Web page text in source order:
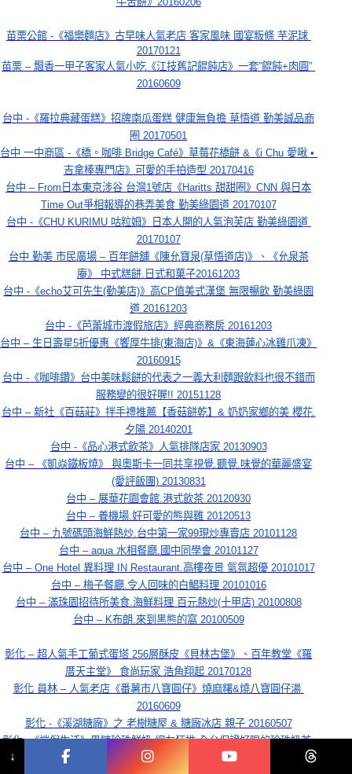
苗栗公館 -《福樂麵店》古早味人氣老店 客家風味 國宴粄條 芋泥球
20170121
苗栗 – 飄香一甲子客家人氣小吃《江技舊記餛飩店》一套”餛飩+肉圓”
20160609
台中 -《羅拉典藏蛋糕》招牌南瓜蛋糕 健康無負擔 草悟道 勤美誠品商
圈 20170501
台中 一中商區 -《橋。咖啡 Bridge Café》草莓花橋餅 &《i Chu 愛啾 •
吉拿棒專門店》可愛的手拍造型 20170416
台中 – From日本東京涉谷 台灣1號店《Haritts 甜甜圈》CNN 與日本
Time Out爭相報導的巷弄美食 勤美綠園道 20170107
台中 -《CHU KURIMU 咕粒姆》日本人開的人氣泡芙店 勤美綠園道
20170107
台中 勤美 市民廣場 – 百年餅舖《陳允寶泉(草悟道店)》、《允泉茶
庵》 中式糕餅.日式和菓子20161203
台中 -《echo艾可先生(勤美店)》高CP值美式漢堡 無限暢飲 勤美綠園
道 20161203
台中 -《芭蕾城市渡假旅店》經典商務房 20161203
台中 – 生日壽星5折優惠《饗厚牛排(東海店)》&《東海蓮心冰雞爪凍》
20160915
台中 -《咖啡鑽》台中美味鬆餅的代表之一義大利麵跟飲料也很不錯而
服務變的很好喔!! 20151128
台中 – 新社《百菇莊》拌手禮推薦【香菇餅乾】& 奶奶家鄉的美 櫻花.
夕陽 20140201
台中 -《品心港式飲茶》人氣排隊店家 20130903
台中 – 《凱焱鐵板燒》 與奧斯卡一同共享視覺.聽覺.味覺的華麗盛宴
(愛評飯團) 20130831
台中 – 展華花園會館.港式飲茶 20120930
台中 – 養機場.好可愛的熊與雞 20120513
台中 – 九號碼頭海鮮熱炒.台中第一家99現炒專賣店 20101128
台中 – aqua 水相餐廳.國中同學會 20101127
台中 – One Hotel 異料理 IN Restaurant.高樓夜景 氣氛超優 20101017
台中 – 梅子餐廳.令人回味的白鯧料理 20101016
台中 – 滿珠園招待所美食.海鮮料理 百元熱炒(十甲店) 20100808
台中 – K布朗.來到黑熊的窩 20100509
彰化 – 超人氣手工葡式蛋塔 256層酥皮《貝林古堡》、百年教堂《羅
厝天主堂》 食尚玩家 浩角翔起 20170128
彰化 員林 – 人氣老店《番薯市八寶圓仔》燒麻糬&燒八寶圓仔湯
20160609
彰化 -《溪湖糖廠》之 老樹糖屋 & 糖廠冰店 親子 20160507
彰化 -《端倪生活》黑糖珍珠鮮奶.網友狂推 全台保證好喝的珍珠奶茶
20160403
↓